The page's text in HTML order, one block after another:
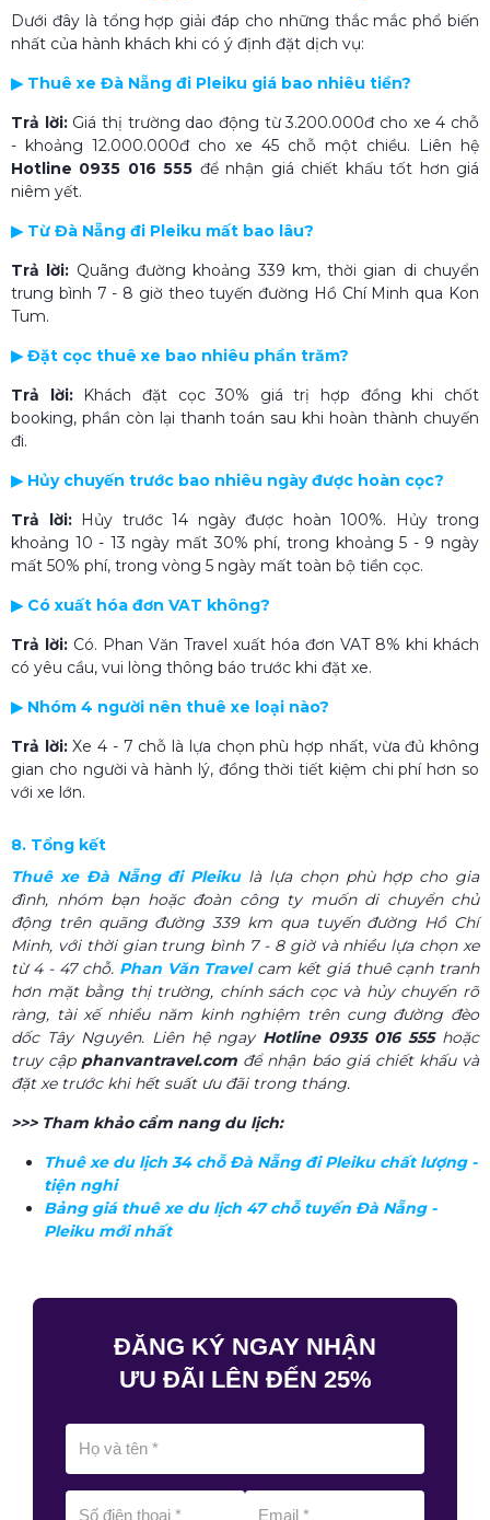
Dưới đây là tổng hợp giải đáp cho những thắc mắc phổ biến
nhất của hành khách khi có ý định đặt dịch vụ:
▶ Thuê xe Đà Nẵng đi Pleiku giá bao nhiêu tiền?
Trả lời: Giá thị trường dao động từ 3.200.000đ cho xe 4 chỗ
- khoảng 12.000.000đ cho xe 45 chỗ một chiều. Liên hệ
Hotline 0935 016 555 để nhận giá chiết khấu tốt hơn giá
niêm yết.
▶ Từ Đà Nẵng đi Pleiku mất bao lâu?
Trả lời: Quãng đường khoảng 339 km, thời gian di chuyển
trung bình 7 - 8 giờ theo tuyến đường Hồ Chí Minh qua Kon
Tum.
▶ Đặt cọc thuê xe bao nhiêu phần trăm?
Trả lời: Khách đặt cọc 30% giá trị hợp đồng khi chốt
booking, phần còn lại thanh toán sau khi hoàn thành chuyến
đi.
▶ Hủy chuyến trước bao nhiêu ngày được hoàn cọc?
Trả lời: Hủy trước 14 ngày được hoàn 100%. Hủy trong
khoảng 10 - 13 ngày mất 30% phí, trong khoảng 5 - 9 ngày
mất 50% phí, trong vòng 5 ngày mất toàn bộ tiền cọc.
▶ Có xuất hóa đơn VAT không?
Trả lời: Có. Phan Văn Travel xuất hóa đơn VAT 8% khi khách
có yêu cầu, vui lòng thông báo trước khi đặt xe.
▶ Nhóm 4 người nên thuê xe loại nào?
Trả lời:Xe 4 - 7 chỗ là lựa chọn phù hợp nhất, vừa đủ không
gian cho người và hành lý, đồng thời tiết kiệm chi phí hơn so
với xe lớn.
8. Tổng kết
Thuê xe Đà Nẵng đi Pleikulà lựa chọn phù hợp cho gia
đình, nhóm bạn hoặc đoàn công ty muốn di chuyển chủ
động trên quãng đường 339 km qua tuyến đường Hồ Chí
Minh, với thời gian trung bình 7 - 8 giờ và nhiều lựa chọn xe
từ 4 - 47 chỗ. Phan Văn Travelcam kết giá thuê cạnh tranh
hơn mặt bằng thị trường, chính sách cọc và hủy chuyến rõ
ràng, tài xế nhiều năm kinh nghiệm trên cung đường đèo
dốc Tây Nguyên. Liên hệ ngay Hotline 0935 016 555hoặc
truy cập phanvantravel.com để nhận báo giá chiết khấu và
đặt xe trước khi hết suất ưu đãi trong tháng.
>>> Tham khảo cẩm nang du lịch:
Thuê xe du lịch 34 chỗ Đà Nẵng đi Pleiku chất lượng -
tiện nghi
Bảng giá thuê xe du lịch 47 chỗ tuyến Đà Nẵng -
Pleiku mới nhất
ĐĂNG KÝ NGAY NHẬN
ƯU ĐÃI LÊN ĐẾN 25%